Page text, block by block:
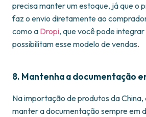
precisa manter um estoque, já que o
faz o envio diretamente ao
como a Dropi, que você pode integrar
possibilitam esse modelo de vendas.
8. Mantenha a documentação
Na importação de produtos da
manter a documentação sempre em